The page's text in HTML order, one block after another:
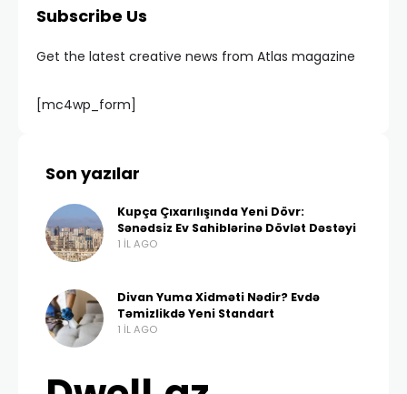
Subscribe Us
Get the latest creative news from Atlas magazine
[mc4wp_form]
Son yazılar
Kupça Çıxarılışında Yeni Dövr:
Sənədsiz Ev Sahiblərinə Dövlət Dəstəyi
1 IL AGO
Divan Yuma Xidməti Nədir? Evdə
Təmizlikdə Yeni Standart
1 IL AGO